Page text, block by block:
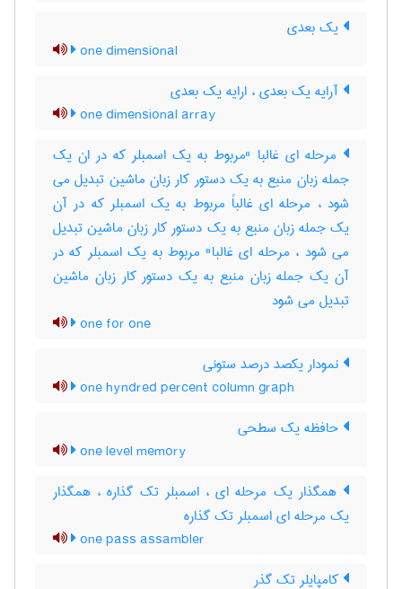
یک بعدی
one dimensional
آرایه یک بعدی ، ارایه یک بعدی
one dimensional array
مرحله ای غالبا "مربوط به یک اسمبلر که در ان یک
جمله زبان منبع به یک دستور کار زبان ماشین تبدیل می
شود ، مرحله ای غالباً مربوط به یک اسمبلر که در آن
یک جمله زبان منبع به یک دستور کار زبان ماشین تبدیل
می شود ، مرحله ای غالبا" مربوط به یک اسمبلر که در
آن یک جمله زبان منبع به یک دستور کار زبان ماشین
تبدیل می شود
one for one
نمودار یکصد درصد ستونی
one hyndred percent column graph
حافظه یک سطحی
one level memory
همگذار یک مرحله ای ، اسمبلر تک گذاره ، همگذار
یک مرحله ای اسمبلر تک گذاره
one pass assambler
کامپایلر تک گذر